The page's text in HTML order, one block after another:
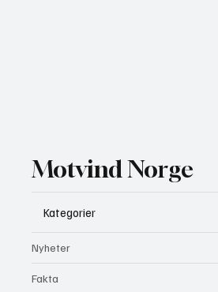
Motvind Norge
Kategorier
Nyheter
Fakta